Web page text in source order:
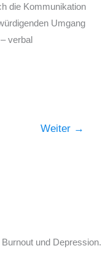
die Kommunikation
Umgang
verbal
Weiter →